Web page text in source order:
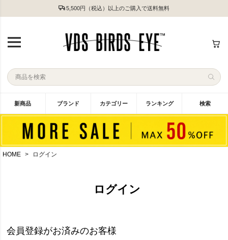
5,500円（税込）以上のご購入で送料無料
新商品 ブランド カテゴリー ランキング 検索
HOME ログイン
ログイン
会員登録がお済みのお客様